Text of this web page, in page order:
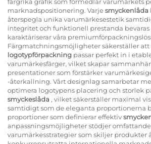
marknadspositionering. Varjesmyckenlåda
återspegla unika varumärkesestetik
integritet och funktionell prestanda bevaras
karaktäriserar våra
Färgmatchningsmöjligheter säkerställer att
logotypförpackning passar perfekt in i
varumärkesfärger, vilket skapar
presentationer som förstärker
-återkallning. Vårt designlag samarbetar
optimera logotypens placering och storlek
smyckeslåda , vilket säkerställer maximal
samtidigt som de eleganta proportionerna
proportioner som definierar effektiv
anpassningsmöjligheter stödjer omfattande
varumärkesstrategier som skiljer produkter